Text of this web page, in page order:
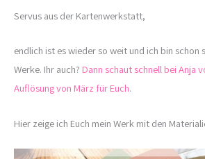
Servus aus der Kartenwerkstatt,
endlich ist es wieder so weit und ich bin schon
Werke. Ihr auch? Dann schaut schnell bei Anja
Auflösung von März für Euch.
Hier zeige ich Euch mein Werk mit den